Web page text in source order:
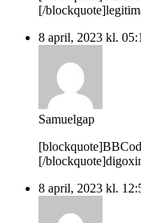
[/
8 april, 2023 kl.
Samuelgap
[/
8 april, 2023 kl.